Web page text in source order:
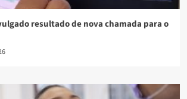
resultado de nova chamada para o